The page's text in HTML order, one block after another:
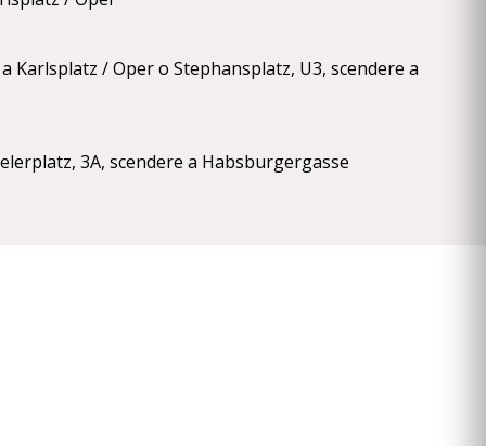
Karlsplatz / Oper o Stephansplatz, U3, scendere a
3A, scendere a Habsburgergasse